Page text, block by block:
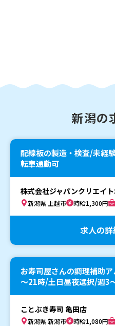
新潟の
配線板の製造・検査/未経
転車通勤可
株式会社ジャパンクリエイ
新潟県 上越市 時給1,300円
求人の
お寿司屋さんの調理補助
～21時/土日昼夜選択/週3
ことぶき寿司 亀田店
新潟県 新潟市 時給1,080円